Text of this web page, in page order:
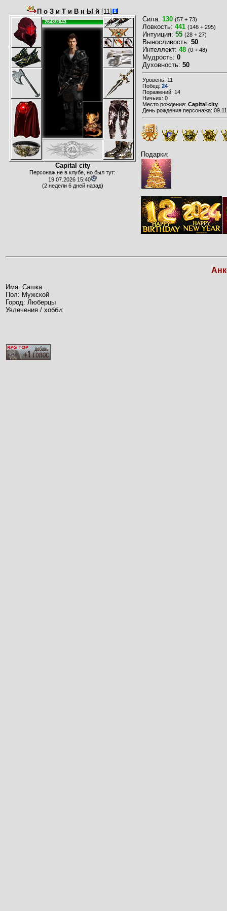
П о З и Т и В н Ы й [11]
2643/2643
Capital city
Персонаж не в клубе, но был тут:
19.07.2026 15:40
(2 недели 6 дней назад)
Сила: 130 (57 + 73)
Ловкость: 441 (146 + 295)
Интуиция: 55 (28 + 27)
Выносливость: 50
Интеллект: 48 (0 + 48)
Мудрость: 0
Духовность: 50
Уровень: 11
Побед: 24
Поражений: 14
Ничьих: 0
Место рождения: Capital city
День рождения персонажа:
Подарки:
Имя: Сашка
Пол: Мужской
Город: Люберцы
Увлечения / хобби: